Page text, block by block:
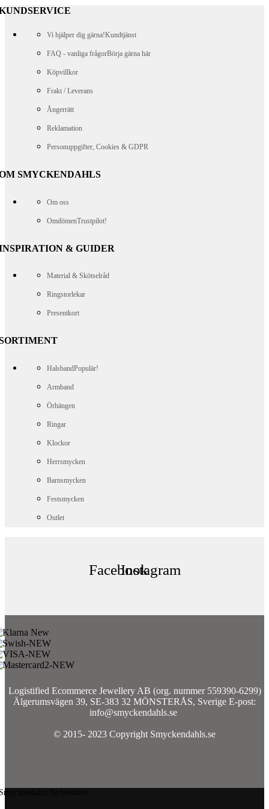
Vi hjälper dig gärna!Kundtjänst
FAQ - vanliga frågorBörja gärna här
Köpvillkor
Frakt / Leverans
Ångerrätt
Reklamation
Personuppgifter, Cookies & GDPR
SMYCKENDAHLS
Om oss
OmdömenTrustpilot!
& GUIDER
Material & Skötselråd
Ringstorlekar
Presentkort
HalsbandPopulär!
Armband
Örhängen
Ringar
Klockor
Herrsmycken
Barnsmycken
Festsmycken
Outlet
FacebookInstagram
Logistified Ecommerce Jewellery AB (org. nummer 559390-6299)
Älgerumsvägen 39, SE-383 32 MÖNSTERÅS, Sverige E-post:
info@smyckendahls.se
© 2015- 2023 Copyright Smyckendahls.se
Nyhetsbrev